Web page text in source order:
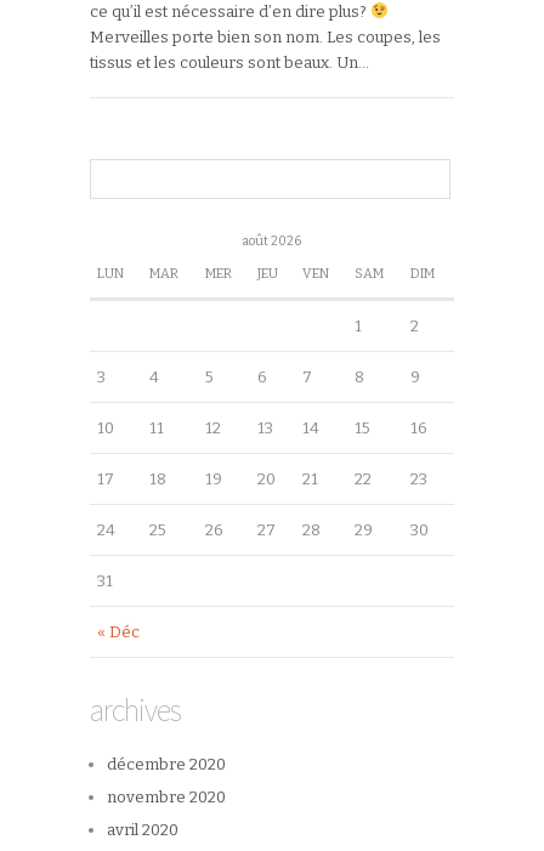
ce qu’il est nécessaire d’en dire plus?
Merveilles porte bien son nom. Les coupes, les
tissus et les couleurs sont beaux. Un…
août 2026
LUN MAR MER JEU VEN SAM DIM
« Déc
1 2
3 4 5 6 7 8 9
10 11 12 13 14 15 16
17 18 19 20 21 22 23
24 25 26 27 28 29 30
31
archives
décembre 2020
novembre 2020
avril 2020